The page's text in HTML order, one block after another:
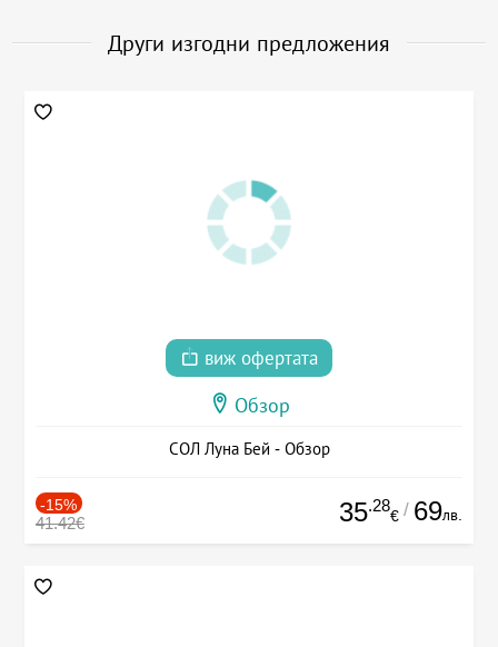
Други изгодни предложения
виж офертата
Обзор
СОЛ Луна Бей - Обзор
-15%
41.42€ 35.28
€ / 69лв.